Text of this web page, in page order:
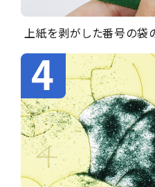
上紙を剥がした番号の袋